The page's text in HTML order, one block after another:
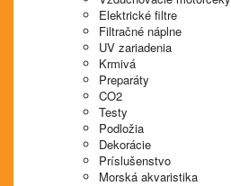
Elektrické filtre
Filtračné náplne
UV zariadenia
Krmivá
Preparáty
CO2
Testy
Podložia
Dekorácie
Príslušenstvo
Morská akvaristika